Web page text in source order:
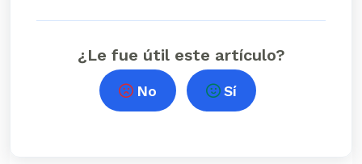
¿Le fue útil este artículo?
No Sí